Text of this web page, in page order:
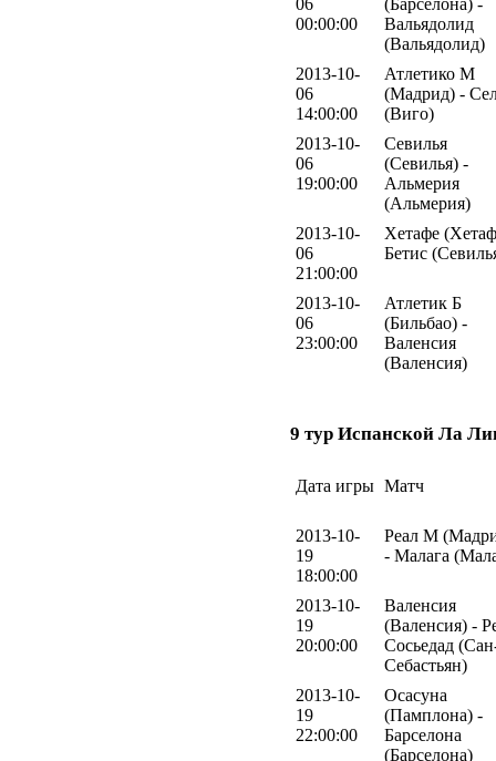
06
00:00:00
(Барселона) -
Вальядолид
(Вальядолид)
2013-10-
06
14:00:00
Атлетико М
(Мадрид) -
(Виго)
2013-10-
06
19:00:00
Севилья
(Севилья) -
Альмерия
(Альмерия)
2013-10-
06
21:00:00
Хетафе
Бетис
2013-10-
06
23:00:00
Атлетик Б
(Бильбао) -
Валенсия
(Валенсия)
9 тур Испанской Ла
Дата игры Матч
2013-10-
19
18:00:00
Реал М
- Малага
2013-10-
19
20:00:00
Валенсия
(Валенсия) -
Сосьедад
Себастьян)
2013-10-
19
22:00:00
Осасуна
(Памплона) -
Барселона
(Барселона)